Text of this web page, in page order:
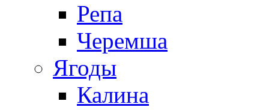
Репа
Черемша
Ягоды
Калина